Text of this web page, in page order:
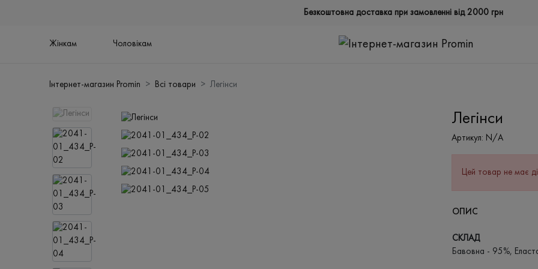
Безкоштовна доставка при замовленні від 2000 грн
Жінкам Чоловікам
Інтернет-магазин Promin Всі товари Легінси
Легінси
Артикул: N/A
Цей товар не має
ОПИС
СКЛАД
Бавовна - 95%,